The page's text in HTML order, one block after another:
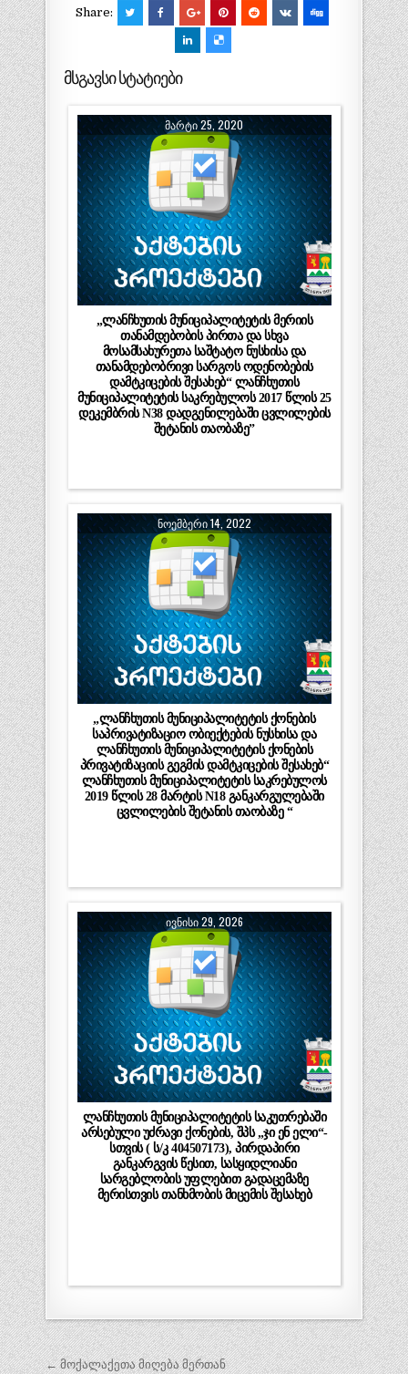
Share:
მსგავსი სტატიები
ᲛᲐᲠᲢᲘ 25, 2020
„ლანჩხუთის მუნიციპალიტეტის მერიის
თანამდებობის პირთა და სხვა
მოსამსახურეთა საშტატო ნუსხისა და
თანამდებობრივი სარგოს ოდენობების
დამტკიცების შესახებ“ ლანჩხუთის
მუნიციპალიტეტის საკრებულოს 2017 წლის 25
დეკემბრის N38 დადგენილებაში ცვლილების
შეტანის თაობაზე”
ᲜᲝᲔᲛᲑᲔᲠᲘ 14, 2022
„ლანჩხუთის მუნიციპალიტეტის ქონების
საპრივატიზაციო ობიექტების ნუსხისა და
ლანჩხუთის მუნიციპალიტეტის ქონების
პრივატიზაციის გეგმის დამტკიცების შესახებ“
ლანჩხუთის მუნიციპალიტეტის საკრებულოს
2019 წლის 28 მარტის N18 განკარგულებაში
ცვლილების შეტანის თაობაზე “
ᲘᲕᲜᲘᲡᲘ 29, 2026
ლანჩხუთის მუნიციპალიტეტის საკუთრებაში
არსებული უძრავი ქონების, შპს „ჯი ენ ელი“-
სთვის ( ს/კ 404507173), პირდაპირი
განკარგვის წესით, სასყიდლიანი
სარგებლობის უფლებით გადაცემაზე
მერისთვის თანხმობის მიცემის შესახებ
პოსტის
← მოქალაქეთა მიღება მერთან